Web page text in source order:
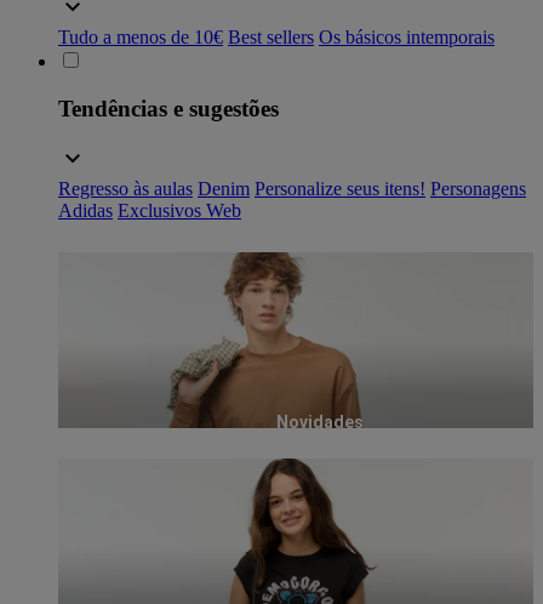
Tudo a menos de 10€ Best sellers Os básicos intemporais
Tendências e sugestões
Regresso às aulas Denim Personalize seus itens! Personagens
Adidas Exclusivos Web
Novidades